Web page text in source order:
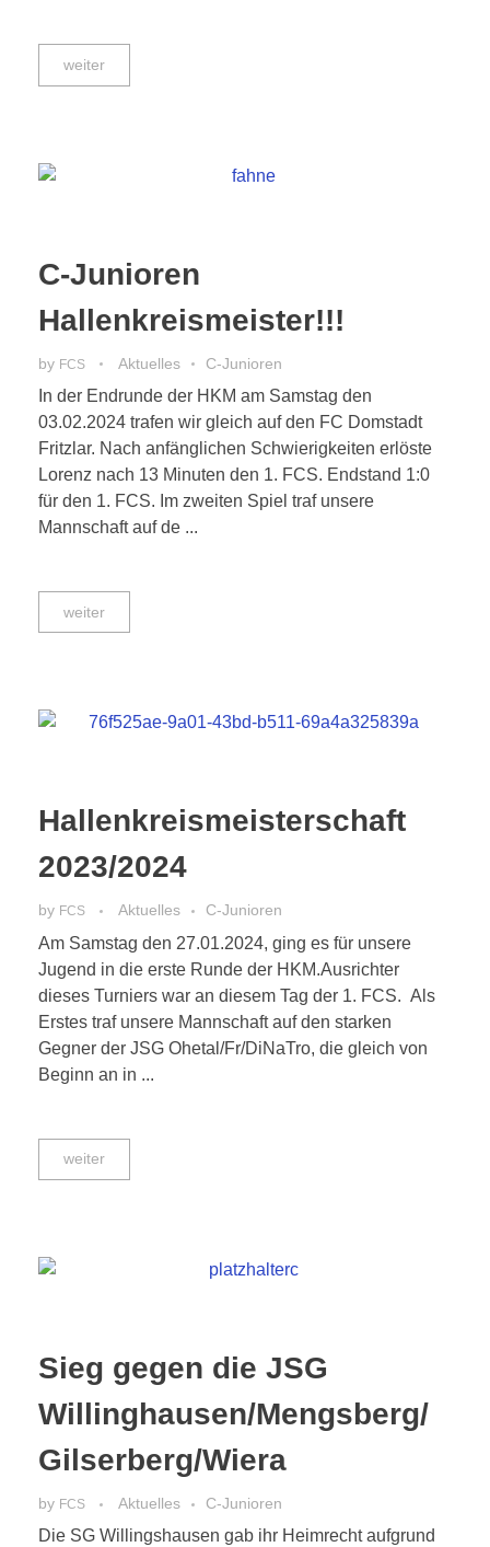
weiter
C-Junioren
Hallenkreismeister!!!
by FCS Aktuelles C-Junioren
In der Endrunde der HKM am Samstag den
03.02.2024 trafen wir gleich auf den FC Domstadt
Fritzlar. Nach anfänglichen Schwierigkeiten erlöste
Lorenz nach 13 Minuten den 1. FCS. Endstand 1:0
für den 1. FCS. Im zweiten Spiel traf unsere
Mannschaft auf de ...
weiter
Hallenkreismeisterschaft
2023/2024
by FCS Aktuelles C-Junioren
Am Samstag den 27.01.2024, ging es für unsere
Jugend in die erste Runde der HKM.Ausrichter
dieses Turniers war an diesem Tag der 1. FCS. Als
Erstes traf unsere Mannschaft auf den starken
Gegner der JSG Ohetal/Fr/DiNaTro, die gleich von
Beginn an in ...
weiter
Sieg gegen die JSG
Willinghausen/Mengsberg/
Gilserberg/Wiera
by FCS Aktuelles C-Junioren
Die SG Willingshausen gab ihr Heimrecht aufgrund